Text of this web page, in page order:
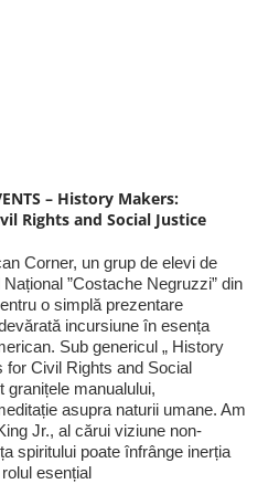
– History Makers:
Rights and Social Justice
Corner, un grup de elevi de
”Costache Negruzzi” din
o simplă prezentare
incursiune în esența
Sub genericul „ History
for Civil Rights and Social
granițele manualului,
asupra naturii umane. Am
Jr., al cărui viziune non-
spiritului poate înfrânge inerția
esențial